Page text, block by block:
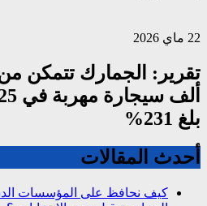
22 ماي 2026
بلغ 231%
أحدث المقالات
كيف نحافظ على المؤسسات